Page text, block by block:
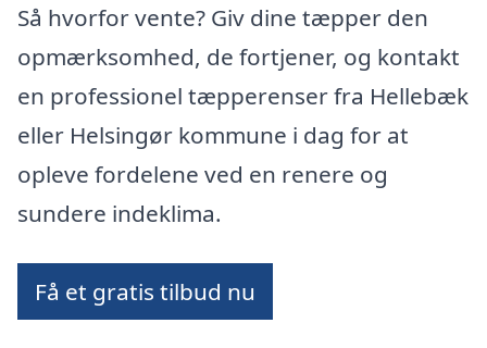
Så hvorfor vente? Giv dine tæpper den
opmærksomhed, de fortjener, og kontakt
en professionel tæpperenser fra Hellebæk
eller Helsingør kommune i dag for at
opleve fordelene ved en renere og
sundere indeklima.
Få et gratis tilbud nu